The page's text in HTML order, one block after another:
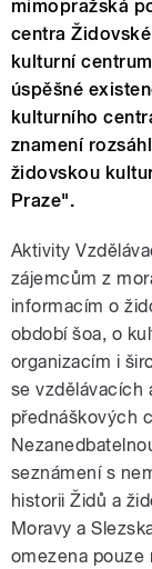
mimopražská
centra
kulturní
úspěšné
kulturního
znamení
židovskou
Praze".
Aktivity
zájemcům z
informacím o
období šoa, o
organizacím i
se vzdělávacích
přednáškových
seznámení s
historii Židů a
Moravy a
omezena pouze